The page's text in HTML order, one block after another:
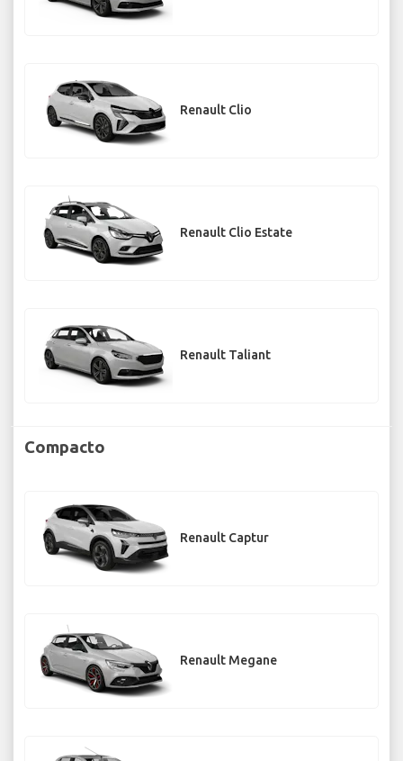
Renault Clio
Renault Clio Estate
Renault Taliant
Compacto
Renault Captur
Renault Megane